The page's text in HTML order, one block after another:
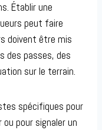
Établir une
peut faire
doivent être mis
des passes, des
sur le terrain.
spécifiques pour
pour signaler un